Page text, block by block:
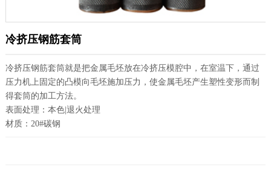
冷挤压钢筋套筒
冷挤压钢筋套筒就是把金属毛坯放在冷挤压模腔中，在室温下，通过
压力机上固定的凸模向毛坯施加压力，使金属毛坯产生塑性变形而制
得套筒的加工方法。
表面处理：本色|退火处理
材质：20#碳钢